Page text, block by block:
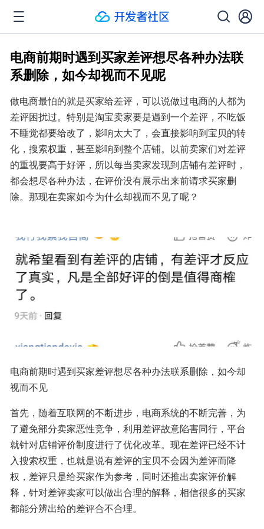
电商前期时遇到买家差评想尽各种办法联
系删除，如今却视而不见呢
做电商最怕的就是买家给差评，可以说做过电商的人都为
差评困扰过。特别是淘宝卖家要是遇到一个差评，不吃饭
不睡觉都要给改了，影响太大了，会直接影响到宝贝的转
化，搜索权重，甚至影响到整个店铺。以前卖家们对差评
的重视要高于好评，所以每当卖家发现到店铺有差评时，
都会想尽各种办法，在评价没有展示出来前请求买家删
除。那现在卖家如今为什么却视而不见了呢？
电商前期时遇到买家差评想尽各种办法联系删除，如今却
视而不见
首先，随着互联网的不断进步，电商系统的不断完善，为
了避免部分卖家恶性竞争，利用差评故意陷害同行，平台
就针对店铺评价制度进行了优化改革。现在差评已经不计
入搜索权重，也就是说有差评的宝贝不会因为差评而降
权，差评只是给买家作为参考，同时还推出卖家评价解
释，针对差评卖家可以做出合理的解释，相信很多的买家
都能分辨出给的差评合不合理。